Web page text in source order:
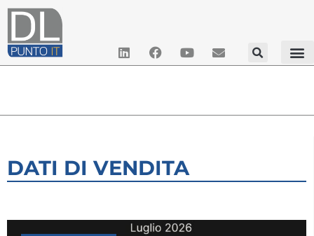
DATI DI VENDITA